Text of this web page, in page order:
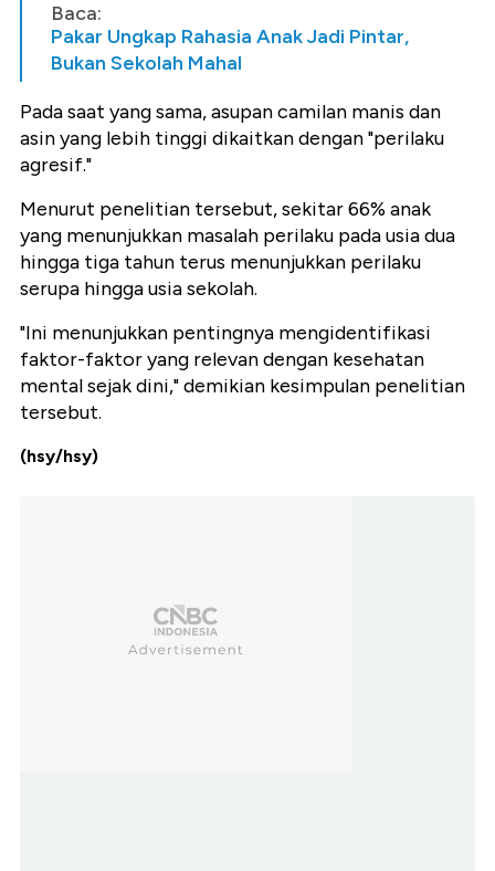
Baca:
Pakar Ungkap Rahasia Anak Jadi Pintar,
Bukan Sekolah Mahal
Pada saat yang sama, asupan camilan manis dan
asin yang lebih tinggi dikaitkan dengan "perilaku
agresif."
Menurut penelitian tersebut, sekitar 66% anak
yang menunjukkan masalah perilaku pada usia dua
hingga tiga tahun terus menunjukkan perilaku
serupa hingga usia sekolah.
"Ini menunjukkan pentingnya mengidentifikasi
faktor-faktor yang relevan dengan kesehatan
mental sejak dini," demikian kesimpulan penelitian
tersebut.
(hsy/hsy)